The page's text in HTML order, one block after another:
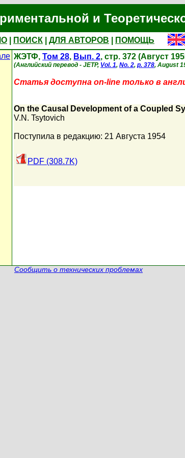
и
ПОИСК ДЛЯ АВТОРОВ
ПОМОЩЬ
ЖЭТФ, Том 28, Вып. 2, стр. 372 (Август
(Английский перевод - JETP, Vol. 1, No. 2, p. 378, August
Статья доступна on-line только в
On the Causal Development of a Coupled
V.N. Tsytovich
Поступила в редакцию: 21 Августа 1954
PDF (308.7K)
Сообщить о технических проблемах